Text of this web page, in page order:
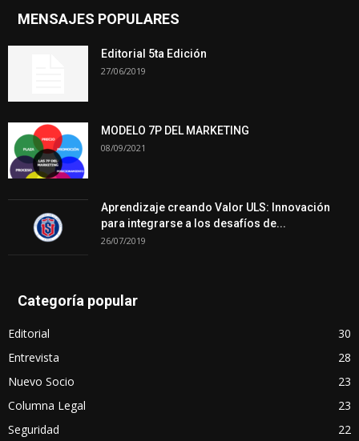
MENSAJES POPULARES
Editorial 5ta Edición
27/06/2019
MODELO 7P DEL MARKETING
08/09/2021
Aprendizaje creando Valor ULS: Innovación
para integrarse a los desafíos de...
26/07/2019
Categoría popular
Editorial
30
Entrevista
28
Nuevo Socio
23
Columna Legal
23
Seguridad
22